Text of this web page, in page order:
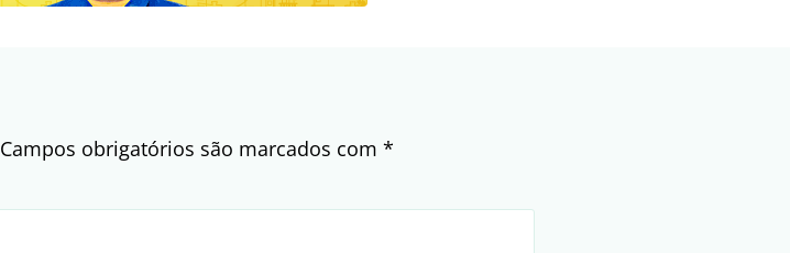
Campos obrigatórios são marcados com *